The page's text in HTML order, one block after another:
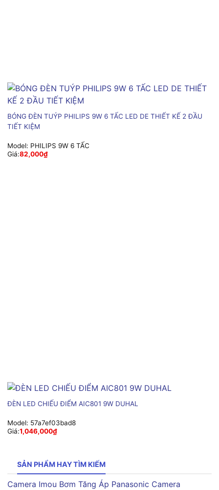
BÓNG ĐÈN TUÝP PHILIPS 9W 6 TẤC LED DE THIẾT KẾ 2 ĐẦU
TIẾT KIỆM
Model: PHILIPS 9W 6 TẤC
Giá:82,000₫
ĐÈN LED CHIẾU ĐIỂM AIC801 9W DUHAL
Model: 57a7ef03bad8
Giá:1,046,000₫
SẢN PHẨM HAY TÌM KIẾM
Camera Imou Bơm Tăng Áp Panasonic Camera